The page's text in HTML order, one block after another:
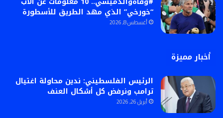
“خورخي” الذي مهد الطريق للأسطورة
أغسطس 8, 2026
أخبار مميزة
الرئيس الفلسطيني: ندين محاولة اغتيال
ترامب ونرفض كل أشكال العنف
أبريل 26, 2026